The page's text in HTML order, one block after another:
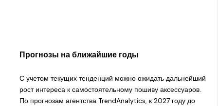
Прогнозы на ближайшие годы
С учетом текущих тенденций можно ожидать дальнейший
рост интереса к самостоятельному пошиву аксессуаров.
По прогнозам агентства TrendAnalytics, к 2027 году до